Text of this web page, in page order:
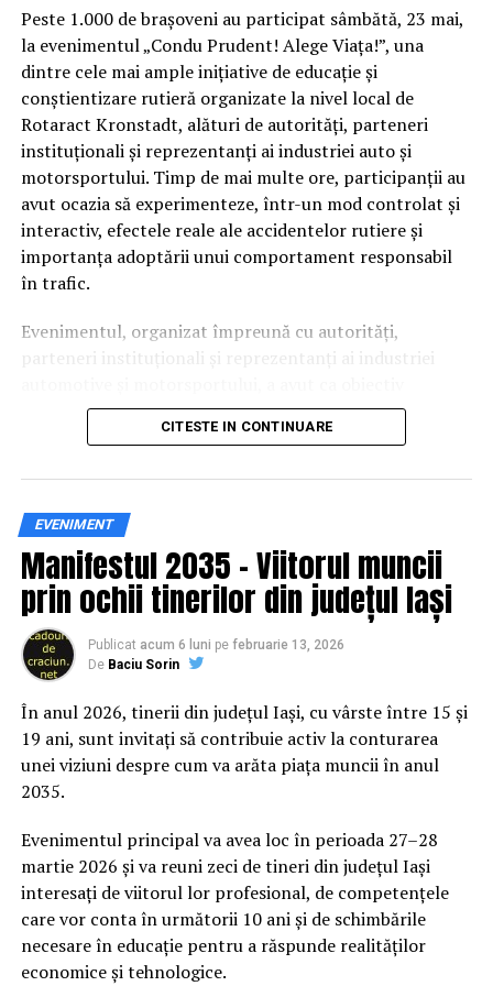
IasiAZI.ro
ARTICOLE PE ACEIASI TEMA: PRIMA
EXCLUSIV Mutare gigant pregătită pe piața asigurărilor.
Sunt companii cu peste un milion de clienți | IasiAZI.ro
Dovada că se poate şi fără autostrăzi. Moldova intră pe
harta investitorilor | IasiAZI.ro
Peste 1.000 de brașoveni au participat sâmbătă, 23 mai,
la evenimentul „Condu Prudent! Alege Viața!”, una
dintre cele mai ample inițiative de educație și
conștientizare rutieră organizate la nivel local de
Rotaract Kronstadt, alături de autorități, parteneri
instituționali și reprezentanți ai industriei auto și
motorsportului. Timp de mai multe ore, participanții au
avut ocazia să experimenteze, într-un mod controlat și
interactiv, efectele reale ale accidentelor rutiere și
importanța adoptării unui comportament responsabil
în trafic.
Evenimentul, organizat împreună cu autorități,
parteneri instituționali și reprezentanți ai industriei
principal transformarea prevenției într-o experiență
practică și accesibilă publicului larg.
Siguranța rutieră, adusă mai
aproape de comunitate
Datele privind accidentele rutiere din România continuă
să evidențieze necesitatea unor inițiative de educație și
prevenție. În 2025, peste 3.000 de persoane au fost
rănite grav în accidente rutiere, iar mai mult de 1.300 și-
au pierdut viața pe șoselele din țară.
În acest context, campania „Condu Prudent! Alege
Viața!” își propune să transforme informația teoretică
într-o experiență directă, prin simulări și demonstrații
care îi ajută pe participanți să înțeleagă concret
impactul deciziilor luate în trafic.
Comunitatea și colaborarea
CITESTE IN CONTINUARE
EVENIMENT
Manifestul 2035 – Viitorul muncii
prin ochii tinerilor din județul Iași
Publicat acum 6 luni pe februarie 13, 2026
De Baciu Sorin
În anul 2026, tinerii din județul Iași, cu vârste între 15 și
19 ani, sunt invitați să contribuie activ la conturarea
unei viziuni despre cum va arăta piața muncii în anul
2035.
Evenimentul principal va avea loc în perioada 27–28
martie 2026 și va reuni zeci de tineri din județul Iași
interesați de viitorul lor profesional, de competențele
care vor conta în următorii 10 ani și de schimbările
necesare în educație pentru a răspunde realităților
economice și tehnologice.